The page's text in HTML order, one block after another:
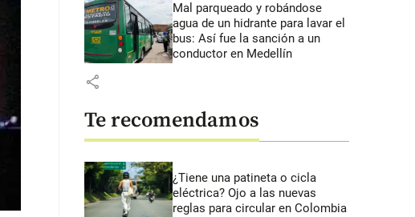
Mal parqueado y robándose
agua de un hidrante para lavar el
bus: Así fue la sanción a un
conductor en Medellín
share
Te recomendamos
¿Tiene una patineta o cicla
eléctrica? Ojo a las nuevas
reglas para circular en Colombia